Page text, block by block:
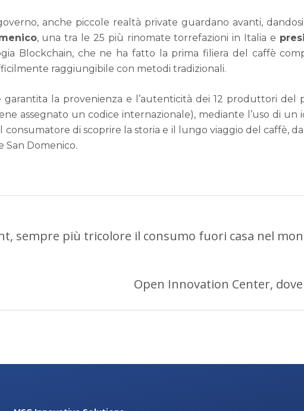
anche piccole realtà private guardano avanti,
, una tra le 25 più rinomate torrefazioni in Italia e
Blockchain, che ne ha fatto la prima filiera del caffè
raggiungibile con metodi tradizionali.
garantita la provenienza e l’autenticità dei 12 produttori del
assegnato un codice internazionale), mediante l’uso di un
di scoprire la storia e il lungo viaggio del caffè,
San Domenico.
sempre più tricolore il consumo fuori casa nel
Open Innovation Center,